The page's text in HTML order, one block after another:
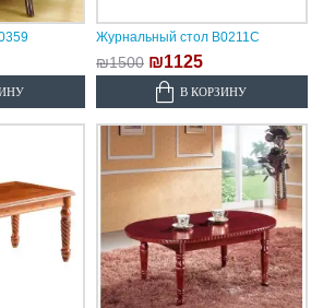
Журнальный стол B0211C
₪1500 ₪1125
В КОРЗИНУ